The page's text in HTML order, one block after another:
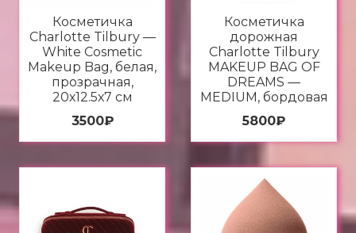
Косметичка
Charlotte Tilbury —
White Cosmetic
Makeup Bag, белая,
прозрачная,
20х12.5х7 см
3500₽
Косметичка
дорожная
Charlotte Tilbury
MAKEUP BAG OF
DREAMS —
MEDIUM, бордовая
5800₽